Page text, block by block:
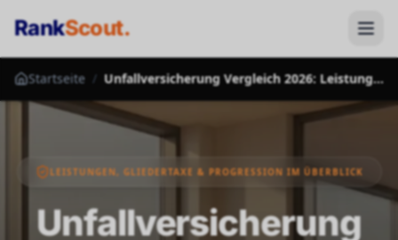
RankScout.
Startseite / Unfallversicherung Vergleich 2026: Leistungen & Tarifmerkmale im Überblick
LEISTUNGEN, GLIEDERTAXE & PROGRESSION IM ÜBERBLICK
Unfallversicherung